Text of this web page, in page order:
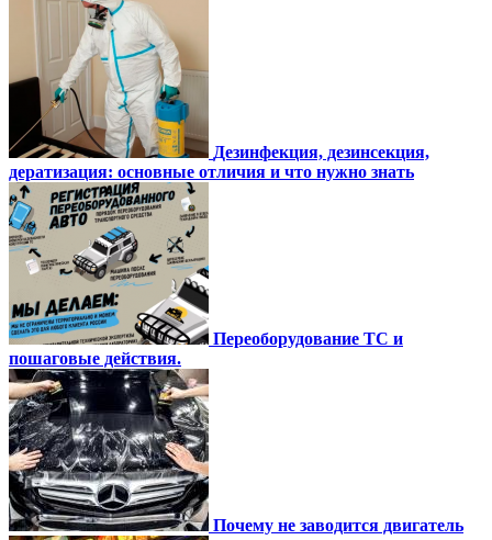
Дезинфекция, дезинсекция,
дератизация: основные отличия и что нужно знать
Переоборудование ТС и
пошаговые действия.
Почему не заводится двигатель